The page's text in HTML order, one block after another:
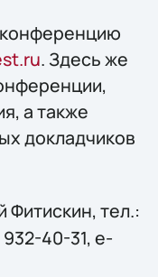
. Здесь же
а также
докладчиков
Фитискин, тел.:
40-31, e-